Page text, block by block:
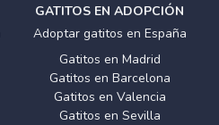
GATITOS EN ADOPCIÓN
Adoptar gatitos en España
Gatitos en Madrid
Gatitos en Barcelona
Gatitos en Valencia
Gatitos en Sevilla